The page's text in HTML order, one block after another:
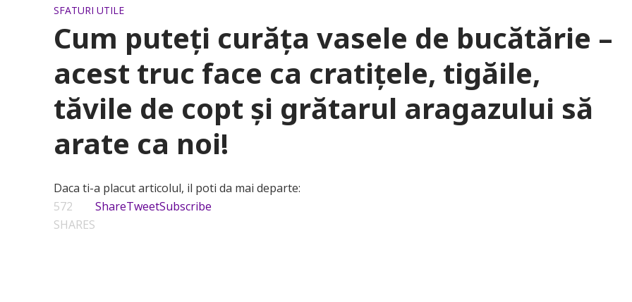
SFATURI UTILE
Cum puteți curăța vasele de bucătărie –
acest truc face ca cratițele, tigăile,
tăvile de copt și grătarul aragazului să
arate ca noi!
Daca ti-a placut articolul, il poti da mai departe:
572
SHARES
ShareTweetSubscribe